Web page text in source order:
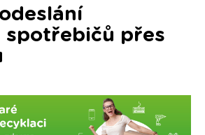
spotřebičů přes